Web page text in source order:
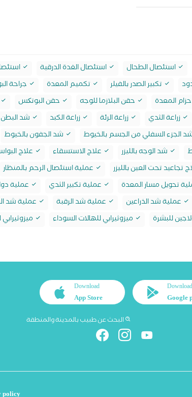
استئصال الطحال استئصال الغدة الدرقية
تكبير الصدر بالفيلر تكميم المعدة جراحة
حزام المعدة حقن البلازما للوجه حقن البوتکس
زراعة الثدي زراعة الرئة زراعة الكبد شد
الجزء السفلي من الجسم بالخيوط شد الجفون بالخيوط
شد الوجه بالليزر علاج الاستسقاء علاج
تجاعيد تحت العين بالليزر عملية استئصال الرحم بالمنظار
تحويل مسار المعدة عملية تكبير الثدي عملية
عملية شد الذراعين عملية شد الرقبة عملية شد
للبشرة ميزوثيرابي للهالات السوداء
Download
Google
Download
App Store
البحث عن طبيب بالمدينة والمنطقة